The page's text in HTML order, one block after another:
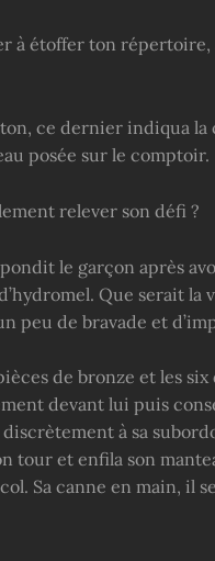
à étoffer ton répertoire,
ce dernier indiqua la
posée sur le comptoir.
relever son défi ?
le garçon après
Que serait la
peu de bravade et
de bronze et les
devant lui puis
à sa
tour et enfila son
Sa canne en main, il